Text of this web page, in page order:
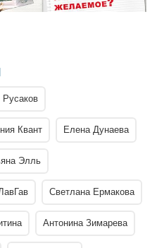
Квант Елена Дунаева
Элль
Светлана Ермакова
Антонина Зимарева